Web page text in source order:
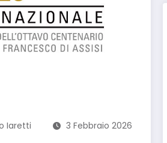
Iaretti 3 Febbraio 2026